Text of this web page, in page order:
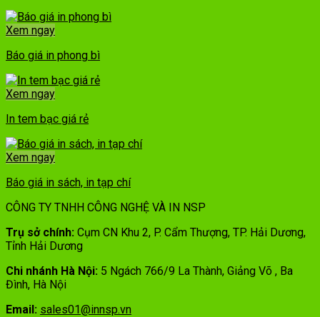
Xem ngay
Báo giá in phong bì
Xem ngay
In tem bạc giá rẻ
Xem ngay
Báo giá in sách, in tạp chí
CÔNG TY TNHH CÔNG NGHỆ VÀ IN NSP
Trụ sở chính: Cụm CN Khu 2, P. Cẩm Thượng, TP. Hải Dương,
Tỉnh Hải Dương
Chi nhánh Hà Nội: 5 Ngách 766/9 La Thành, Giảng Võ , Ba
Đình, Hà Nội
Email: sales01@innsp.vn